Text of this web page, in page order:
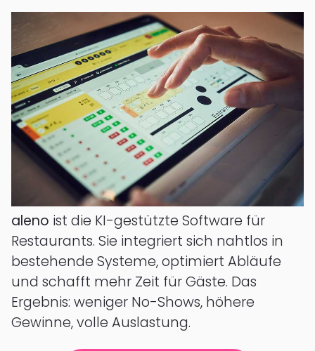
aleno ist die KI-gestützte Software für
Restaurants. Sie integriert sich nahtlos in
bestehende Systeme, optimiert Abläufe
und schafft mehr Zeit für Gäste. Das
Ergebnis: weniger No-Shows, höhere
Gewinne, volle Auslastung.